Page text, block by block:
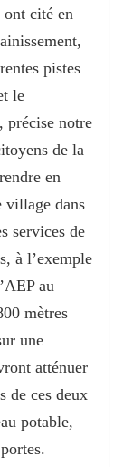
ont cité en
pistes
le
précise notre
de la
en
village dans
services de
à l’exemple
au
mètres
une
atténuer
de ces deux
potable,